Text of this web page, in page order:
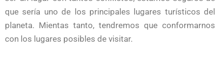
que sería uno de los principales lugares turísticos del
planeta. Mientas tanto, tendremos que conformarnos
con los lugares posibles de visitar.